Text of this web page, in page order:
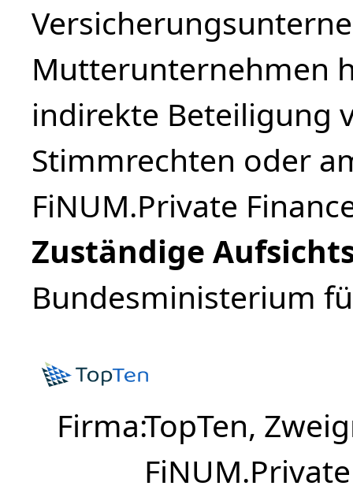
Mutterunternehmen
indirekte Beteiligung
Stimmrechten oder
FiNUM.Private
Zuständige
Bundesministerium
FirmaTopTen,